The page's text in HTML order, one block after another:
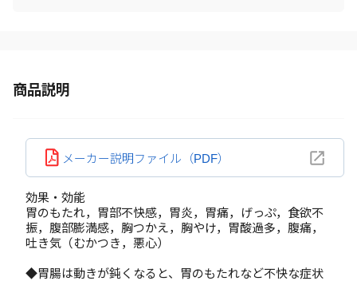
商品説明
メーカー説明ファイル（PDF）
効果・効能
胃のもたれ，胃部不快感，胃炎，胃痛，げっぷ，食欲不
振，腹部膨満感，胸つかえ，胸やけ，胃酸過多，腹痛，
吐き気（むかつき，悪心）
◆胃腸は動きが鈍くなると、胃のもたれなど不快な症状